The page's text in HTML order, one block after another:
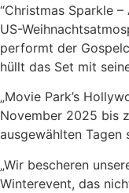
“Christmas Sparkle
US-
performt der
hüllt das Set mit
„Movie Park’s
November 2025 bis
ausgewählten Tagen
„Wir bescheren
Winterevent, das